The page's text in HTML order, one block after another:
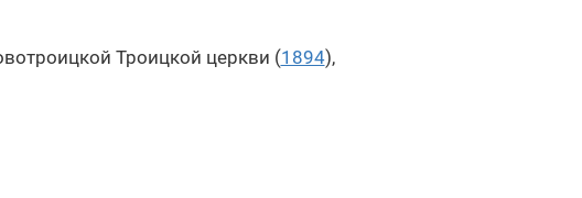
Троицкой церкви (1894),